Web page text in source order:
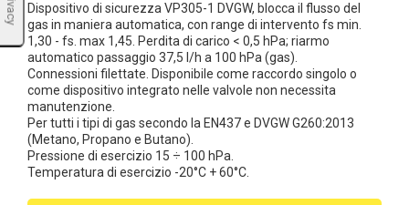
Dispositivo di sicurezza VP305-1 DVGW, blocca il flusso del
gas in maniera automatica, con range di intervento fs min.
1,30 - fs. max 1,45. Perdita di carico < 0,5 hPa; riarmo
automatico passaggio 37,5 l/h a 100 hPa (gas).
Connessioni filettate. Disponibile come raccordo singolo o
come dispositivo integrato nelle valvole non necessita
manutenzione.
Per tutti i tipi di gas secondo la EN437 e DVGW G260:2013
(Metano, Propano e Butano).
Pressione di esercizio 15 ÷ 100 hPa.
Temperatura di esercizio -20°C + 60°C.